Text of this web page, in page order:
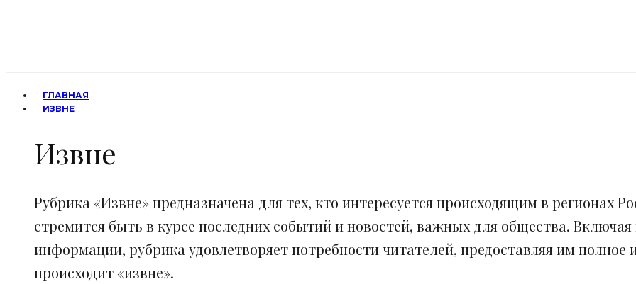
ГЛАВНАЯ
ИЗВНЕ
Извне
Рубрика «Извне» предназначена для тех, кто интересуется происходящим в регионах
стремится быть в курсе последних событий и новостей, важных для общества.
информации, рубрика удовлетворяет потребности читателей, предоставляя им полное
происходит «извне».